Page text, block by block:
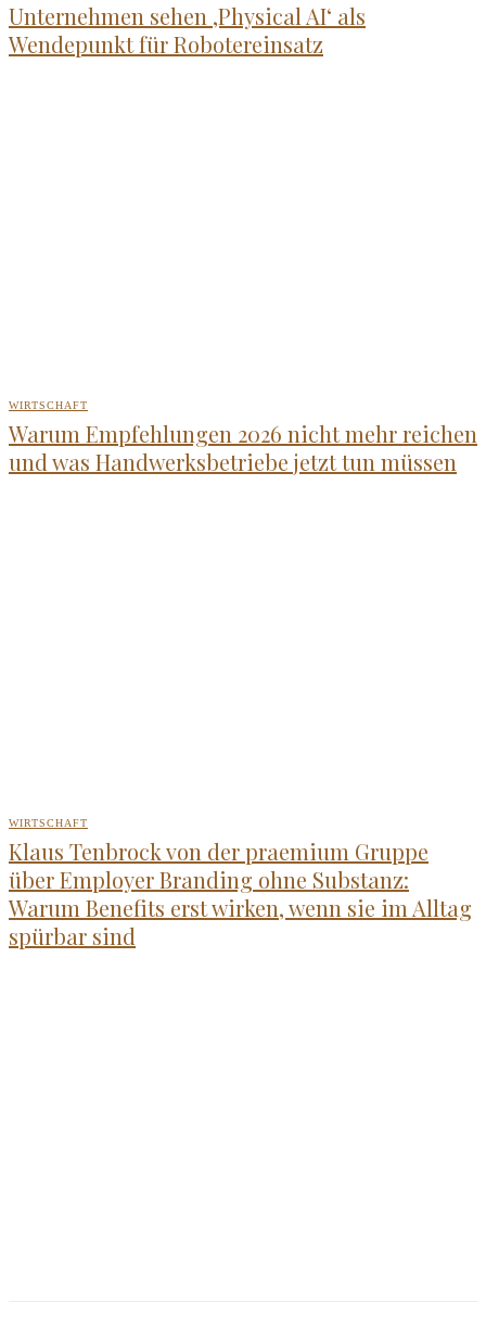
Unternehmen sehen ‚Physical AI‘ als
Wendepunkt für Robotereinsatz
WIRTSCHAFT
Warum Empfehlungen 2026 nicht mehr reichen
und was Handwerksbetriebe jetzt tun müssen
WIRTSCHAFT
Klaus Tenbrock von der praemium Gruppe
über Employer Branding ohne Substanz:
Warum Benefits erst wirken, wenn sie im Alltag
spürbar sind